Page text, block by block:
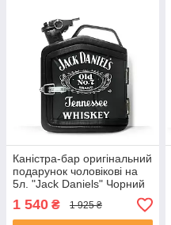
Каністра-бар оригінальний
подарунок чоловікові на
5л. "Jack Daniels" Чорний
1 540 ₴ 1 925 ₴